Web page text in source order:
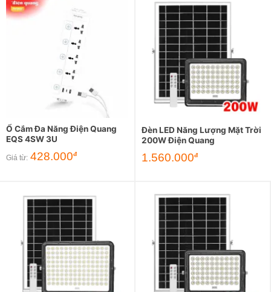
Ổ Cắm Đa Năng Điện Quang
EQS 4SW 3U
Giá từ: 428.000đ
Đèn LED Năng Lượng Mặt Trời
200W Điện Quang
1.560.000đ